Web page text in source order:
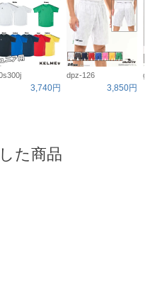
3,740円
dpz-126
3,850円
た商品